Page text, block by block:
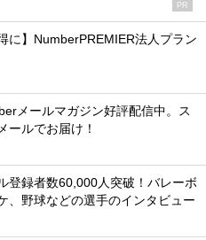
PR
に】NumberPREMIER法人プラン
メールマガジン好評配信中。ス
ールでお届け！
登録者数60,000人突破！バレーボ
、野球などの選手のインタビュー